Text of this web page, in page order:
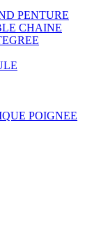
PENTURE
CHAINE
POIGNEE